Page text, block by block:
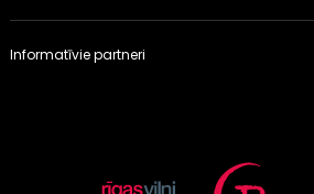
Informatīvie partneri